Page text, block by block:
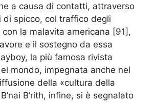
a causa di contatti, attraverso
di spicco, col traffico degli
la malavita americana [91],
e il sostegno da essa
la più famosa rivista
mondo, impegnata anche nel
della «cultura della
B’rith, infine, si è segnalato